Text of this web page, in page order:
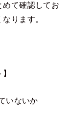
めて確認してお
ります。
いないか